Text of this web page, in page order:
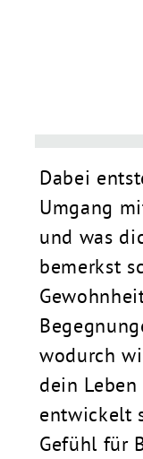
Dabei
Umgang
und was
bemerkst
wodurch
dein
entwickelt
Gefühl für